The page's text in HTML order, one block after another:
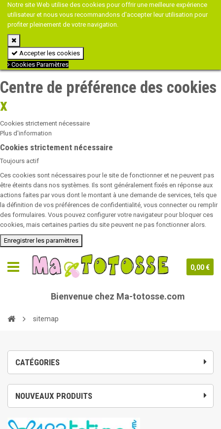
Notre site Web utilise des cookies pour offrir une meilleure expérience
utilisateur et nous vous recommandons d'accepter leur utilisation pour
profiter pleinement de votre navigation.
Accepter les cookies
Cookies Paramètres
Centre de préférence des cookies
x
Cookies strictement nécessaire
Plus d'information
Cookies strictement nécessaire
Toujours actif
Ces cookies sont nécessaires pour le site de fonctionner et ne peuvent pas
être éteints dans nos systèmes. Ils sont généralement fixés en réponse aux
actions faites par vous dont le montant à une demande de services, tels que
la définition de vos préférences de confidentialité, vous connecter ou remplir
des formulaires. Vous pouvez configurer votre navigateur pour bloquer ces
cookies, mais certaines parties du site peuvent ne pas fonctionner alors.
Enregistrer les paramètres
0,00 €
Bienvenue chez Ma-totosse.com
sitemap
CATÉGORIES
NOUVEAUX PRODUITS